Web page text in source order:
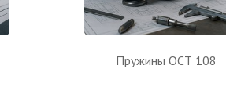
Пружины ОСТ 108